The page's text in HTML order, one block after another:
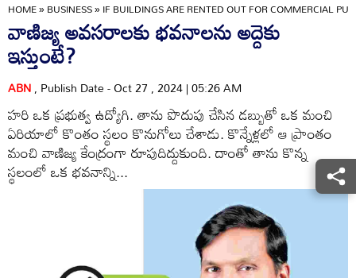
HOME»BUSINESS»IF BUILDINGS ARE RENTED OUT FOR COMMERCIAL
వాణిజ్య అవసరాలకు భవనాలను అద్దెకు
ఇస్తుంటే?
ABN, Publish Date - Oct 27 , 2024 | 05:26 AM
హరి ఒక ప్రభుత్వ ఉద్యోగి. తాను పొదుపు చేసిన డబ్బుతో ఒక మంచి
ఏరియాలో కొంతం స్థలం కొనుగోలు చేశాడు. కొన్నేళ్లలో ఆ ప్రాంతం
మంచి వాణిజ్య కేంద్రంగా రూపుదిద్దుకుంది. దాంతో తాను కొన్న
స్థలంలో ఒక భవనాన్ని...